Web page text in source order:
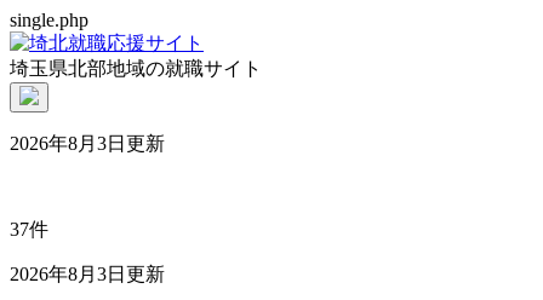
single.php
埼玉県北部地域の就職サイト
2026年8月3日更新
37件
2026年8月3日更新